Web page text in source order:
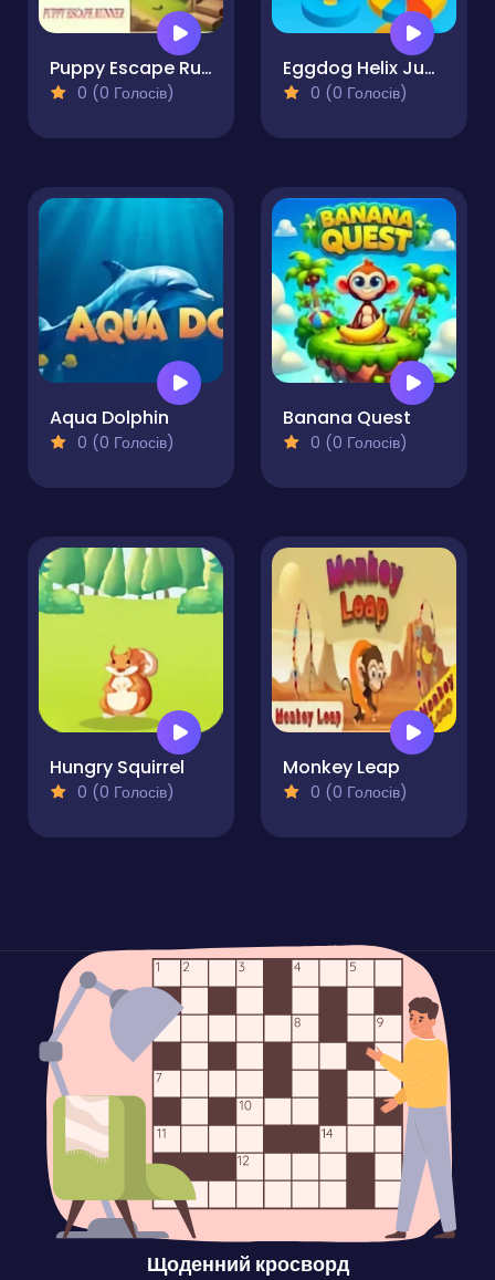
Puppy Escape Runner
0 (0 Голосів)
Eggdog Helix Jumper
0 (0 Голосів)
Aqua Dolphin
0 (0 Голосів)
Banana Quest
0 (0 Голосів)
Hungry Squirrel
0 (0 Голосів)
Monkey Leap
0 (0 Голосів)
Щоденний кросворд